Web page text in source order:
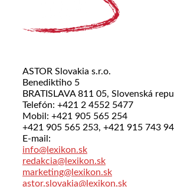
ASTOR Slovakia s.r.o.
Benediktiho 5
BRATISLAVA 811 05, Slovenská
Telefón: +421 2 4552 5477
Mobil: +421 905 565 254
+421 905 565 253, +421 915 743
E-mail:
info@lexikon.sk
redakcia@lexikon.sk
marketing@lexikon.sk
astor.slovakia@lexikon.sk